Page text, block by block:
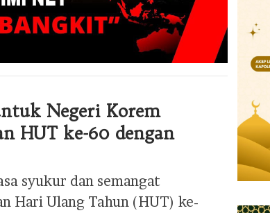
Negeri Korem
HUT ke-60 dengan
syukur dan semangat
Hari Ulang Tahun (HUT) ke-